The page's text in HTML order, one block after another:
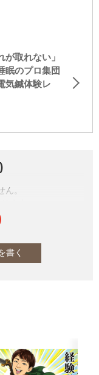
が取れない」
眠のプロ集団
気鍼体験レ
。
書く